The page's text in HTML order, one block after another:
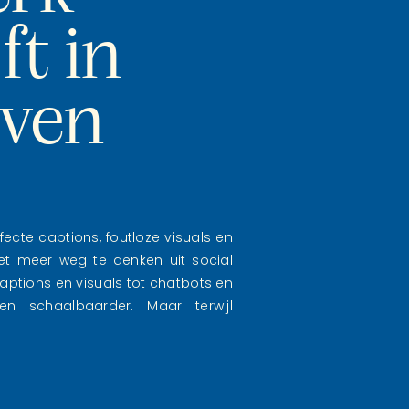
captions, foutloze visuals en
meer weg te denken uit social
en visuals tot chatbots en
schaalbaarder. Maar terwijl
in